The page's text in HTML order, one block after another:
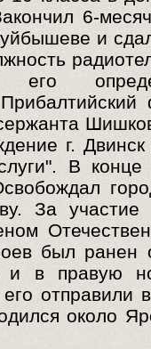
6-
и
его
г.
В конце
За
был ранен
и в правую
отправили
около